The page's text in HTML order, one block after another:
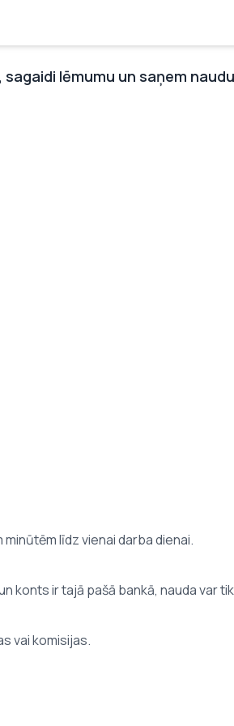
lēmumu un saņem
līdz vienai darba dienai.
ir tajā pašā bankā, nauda var
vai komisijas.